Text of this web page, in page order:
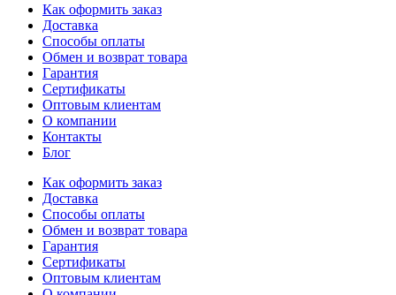
Как оформить заказ
Доставка
Способы оплаты
Обмен и возврат товара
Гарантия
Сертификаты
Оптовым клиентам
О компании
Контакты
Блог
Как оформить заказ
Доставка
Способы оплаты
Обмен и возврат товара
Гарантия
Сертификаты
Оптовым клиентам